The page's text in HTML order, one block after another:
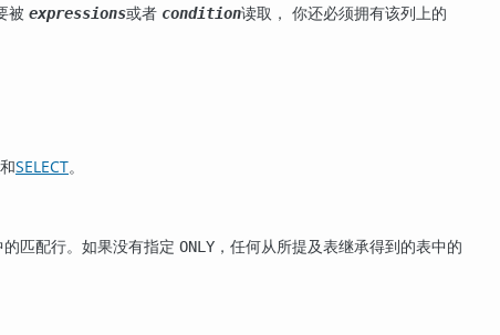
被 expressions或者 condition读取， 你还必须拥有该列上的
和SELECT。
的匹配行。如果没有指定 ONLY ，任何从所提及表继承得到的表中的